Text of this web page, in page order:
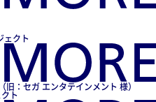
ェクト
：セガ エンタテインメント 様）
ト